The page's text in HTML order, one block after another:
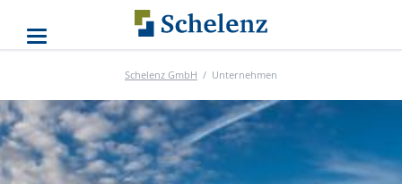
Schelenz GmbH Unternehmen